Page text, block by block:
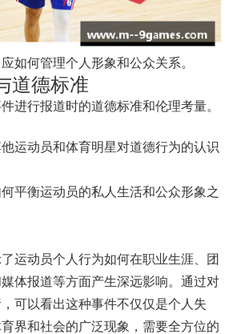
如何管理个人形象和公众关系。
道德标准
进行报道时的道德标准和伦理考量。
运动员和体育明星对道德行为的认识
平衡运动员的私人生活和公众形象之
运动员个人行为如何在职业生涯、团
体报道等方面产生深远影响。通过对
可以看出这种事件不仅仅是个人失
界和社会的广泛现象，需要全方位的